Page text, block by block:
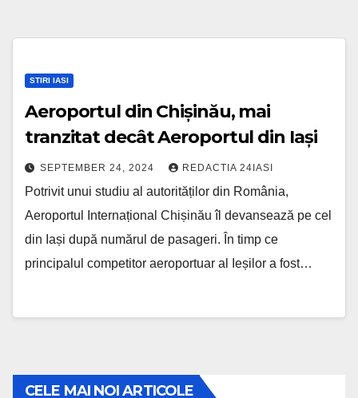
STIRI IASI
Aeroportul din Chișinău, mai
tranzitat decât Aeroportul din Iași
SEPTEMBER 24, 2024 REDACTIA 24IASI
Potrivit unui studiu al autorităților din România,
Aeroportul Internațional Chișinău îl devansează pe cel
din Iași după numărul de pasageri. În timp ce
principalul competitor aeroportuar al Ieșilor a fost…
CELE MAI NOI ARTICOLE